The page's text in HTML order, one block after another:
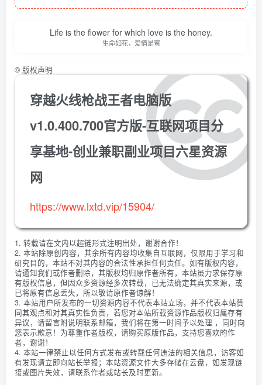
Life is the flower for which love is the honey.
生命如花，爱情是蜜
© 版权声明
穿越火线枪战王者电脑版
v1.0.400.700官方版-互联网项目分
享基地-创业兼职副业项目六星资源
网
https://www.lxtd.vip/15904/
1. 转载请在文内以超链形式注明出处，谢谢合作！
2. 本站除原创内容，其余所有内容均收集自互联网，仅限用于学习和
研究目的，本站不对其内容的合法性承担任何责任。如有版权内容，
请通知我们或作者删除，其版权均归原作者所有，本站虽力求保存原
有版权信息，但因众多资源经多次转载，已无法确定其真实来源，或
已将原有信息丢失，所以敬请原作者谅解！
3. 本站用户所发布的一切资源内容不代表本站立场，并不代表本站赞
同其观点和对其真实性负责，若您对本站所载资源作品版权归属存有
异议，请留言附说明联系邮箱，我们将在第一时间予以处理 ，同时向
您表示歉意！为尊重作者版权，请购买原版作品，支持您喜欢的作
者，谢谢！
4. 本站一律禁止以任何方式发布或转载任何违法的相关信息，访客如
有发现请立即向站长举报；本站资源文件大多存储在云盘，如发现链
接或图片失效，请联系作者或站长及时更新。